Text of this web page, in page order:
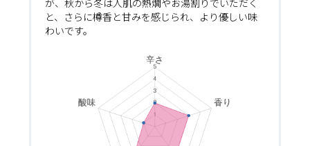
と、さらに樽香と甘みを感じられ、より優しい味
わいです。